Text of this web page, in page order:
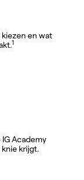
en wat
1
Academy
krijgt.